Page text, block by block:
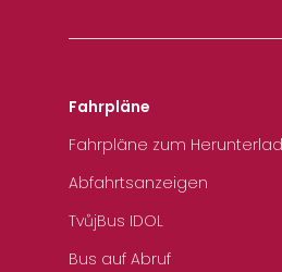
Fahrpläne
Fahrpläne zum
Abfahrtsanzeigen
TvůjBus IDOL
Bus auf Abruf